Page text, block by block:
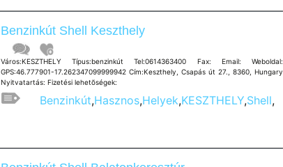
Benzinkút Shell Keszthely
Város:KESZTHELY Típus:benzinkút Tel:0614363400 Fax: Email: Weboldal:
GPS:46.777901-17.262347099999942 Cím:Keszthely, Csapás út 27., 8360, Hungary
Nyitvatartás: Fizetési lehetõségek:
Benzinkút,Hasznos,Helyek,KESZTHELY,Shell,